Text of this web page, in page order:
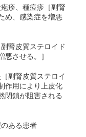
疹、種痘疹［副腎
め、感染症を増悪
腎皮質ステロイド
悪させる。］
副腎皮質ステロイ
作用により上皮化
閉鎖が阻害される
ある患者